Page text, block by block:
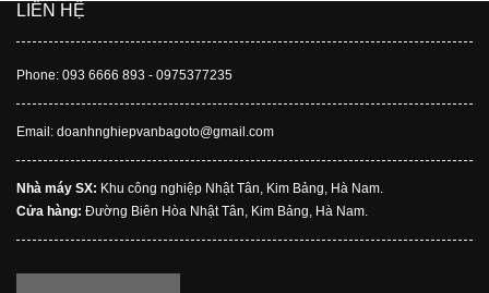
LIÊN HỆ
Phone: 093 6666 893 - 0975377235
Email: doanhnghiepvanbagoto@gmail.com
Nhà máy SX: Khu công nghiệp Nhật Tân, Kim Bảng, Hà Nam.
Cửa hàng: Đường Biên Hòa Nhật Tân, Kim Bảng, Hà Nam.